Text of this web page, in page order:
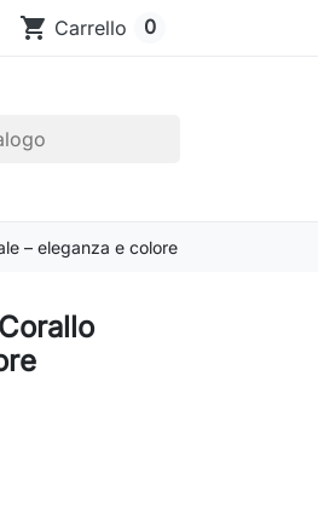
shopping_cart Carrello 0
– eleganza e colore